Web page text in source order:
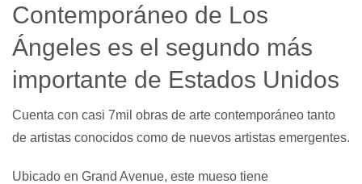
Contemporáneo de Los
Ángeles es el segundo más
importante de Estados Unidos
Cuenta con casi 7mil obras de arte contemporáneo tanto
de artistas conocidos como de nuevos artistas emergentes.
Ubicado en Grand Avenue, este mueso tiene